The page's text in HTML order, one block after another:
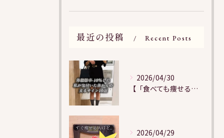
最近の投稿 Recent Posts
2026/04/30
【「食べても痩せる」は、サインに気づくことから】
2026/04/29